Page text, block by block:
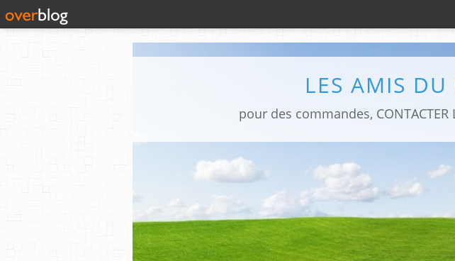
LES AMIS
pour des commandes,